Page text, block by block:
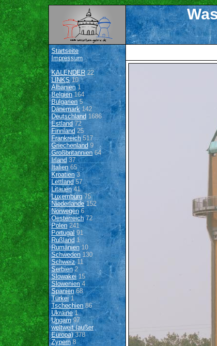
Startseite
Impressum
KALENDER22
LINKS10
Albanien1
Belgien164
Bulgarien 5
Dänemark142
Deutschland 1686
Estland 72
Finnland 25
Frankreich517
Griechenland9
Großbritannien64
Irland 37
Italien65
Kroatien3
Lettland57
Litauen41
Luxemburg 75
Niederlande152
Norwegen6
Oesterreich72
Polen 241
Portugal91
Rußland 1
Rumänien10
Schweden 130
Schweiz11
Serbien2
Slowakei15
Slowenien4
Spanien68
Türkei1
Tschechien 86
Ukraine1
Ungarn97
weltweit (außer
Europa)378
Zypern8